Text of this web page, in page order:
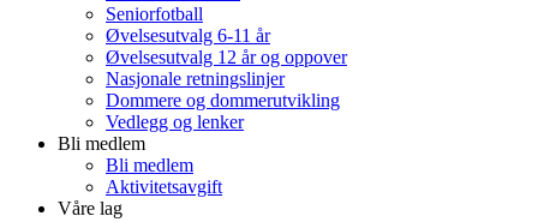
Seniorfotball
Øvelsesutvalg 6-11 år
Øvelsesutvalg 12 år og oppover
Nasjonale retningslinjer
Dommere og dommerutvikling
Vedlegg og lenker
Bli medlem
Bli medlem
Aktivitetsavgift
Våre lag